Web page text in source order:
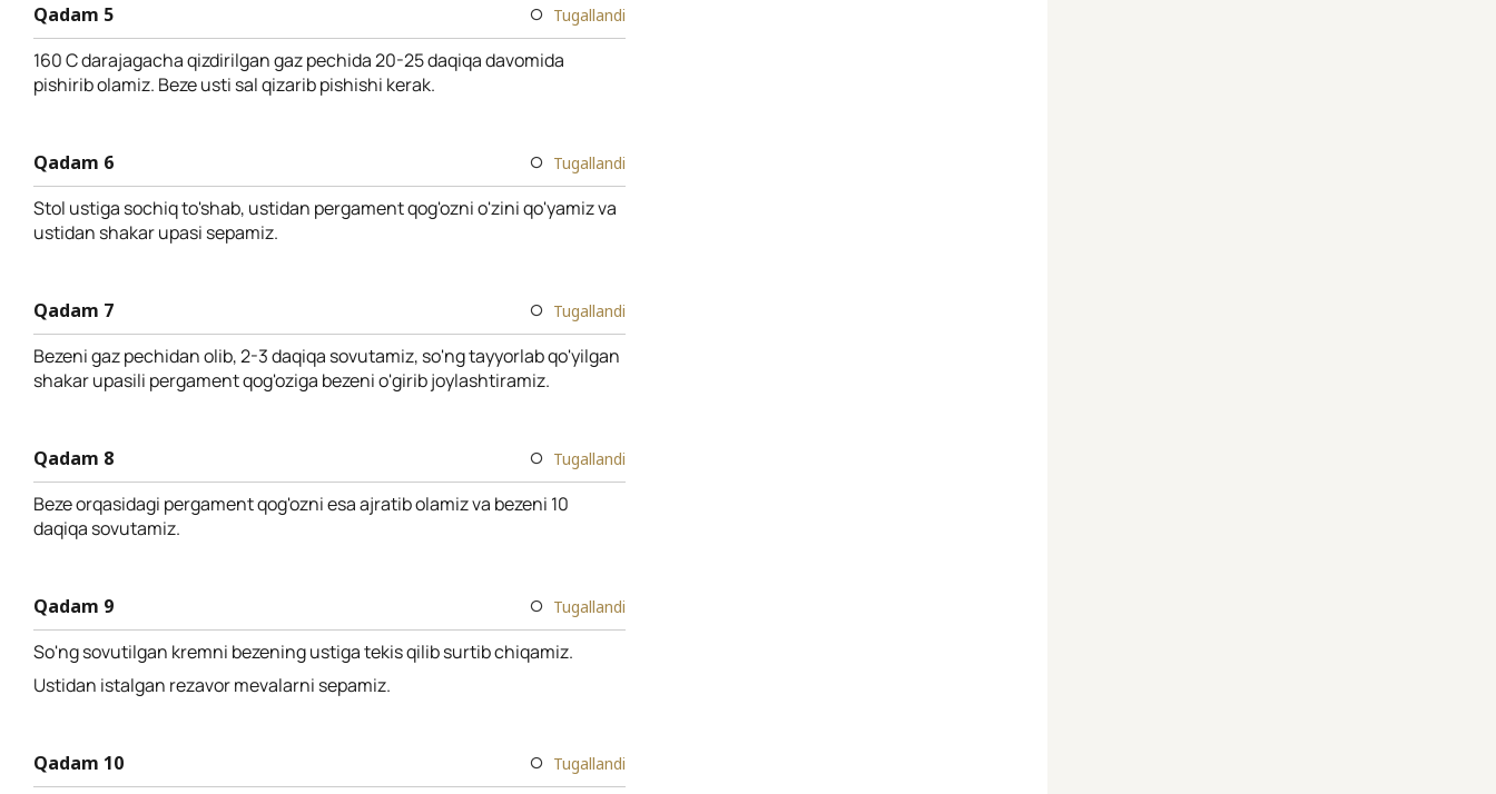
Qadam 5 Tugallandi
160 C darajagacha qizdirilgan gaz pechida 20-25 daqiqa davomida
pishirib olamiz. Beze usti sal qizarib pishishi kerak.
Qadam 6 Tugallandi
Stol ustiga sochiq to'shab, ustidan pergament qog'ozni o'zini qo'yamiz va
ustidan shakar upasi sepamiz.
Qadam 7 Tugallandi
Bezeni gaz pechidan olib, 2-3 daqiqa sovutamiz, so'ng tayyorlab qo'yilgan
shakar upasili pergament qog'oziga bezeni o'girib joylashtiramiz.
Qadam 8 Tugallandi
Beze orqasidagi pergament qog'ozni esa ajratib olamiz va bezeni 10
daqiqa sovutamiz.
Qadam 9 Tugallandi
So'ng sovutilgan kremni bezening ustiga tekis qilib surtib chiqamiz.
Ustidan istalgan rezavor mevalarni sepamiz.
Qadam 10 Tugallandi